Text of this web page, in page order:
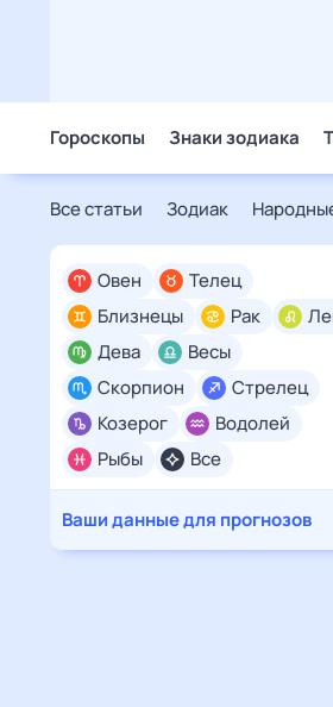
Гороскопы Знаки зодиака
Все статьи Зодиак
Все
Овен
Телец
Близнецы
Рак
Дева
Весы
Скорпион
Стрелец
Козерог
Водолей
Рыбы
Ваши данные для прогнозов